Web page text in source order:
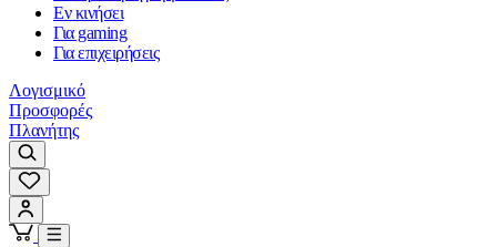
Εν κινήσει
Για gaming
Για επιχειρήσεις
Λογισμικό
Προσφορές
Πλανήτης